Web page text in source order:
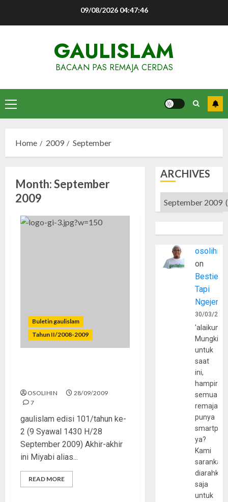
09/08/2026 04:47:47
GAULISLAM
BACAAN PAS REMAJA CERDAS
Primary
Menu
Home 2009 September
Month:September
2009
Buletin gaulislam
Tahun II/2008-2009
OSOLIHIN
28/09/2009
7
gaulislam edisi 101/tahun ke-
2 (9 Syawal 1430 H/28
September 2009) Akhir-akhir
ini Miyabi alias...
READ MORE
ARCHIVES
Archives
osolihin
on
Bestie
Tapi
30/03/
Mungkin
untuk
saat
ini,
hampir
semua
remaja
punya
ya?
Kami
sarankan,
diarahkan
saja
untuk